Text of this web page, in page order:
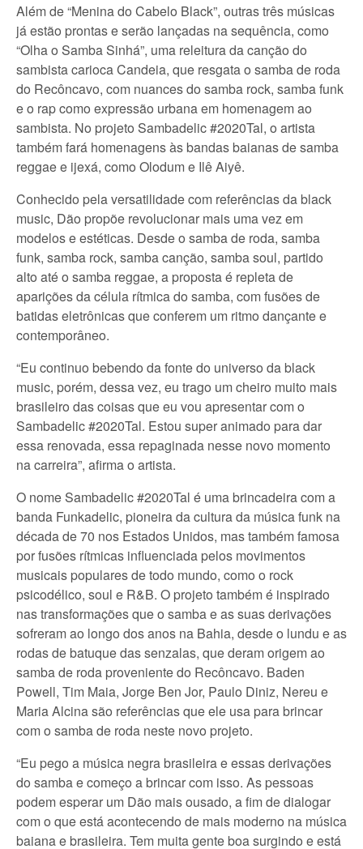
Além de “Menina do Cabelo Black”, outras três músicas
já estão prontas e serão lançadas na sequência, como
“Olha o Samba Sinhá”, uma releitura da canção do
sambista carioca Candeia, que resgata o samba de roda
do Recôncavo, com nuances do samba rock, samba funk
e o rap como expressão urbana em homenagem ao
sambista. No projeto Sambadelic #2020Tal, o artista
também fará homenagens às bandas baianas de samba
reggae e ijexá, como Olodum e Ilê Aiyê.
Conhecido pela versatilidade com referências da black
music, Dão propõe revolucionar mais uma vez em
modelos e estéticas. Desde o samba de roda, samba
funk, samba rock, samba canção, samba soul, partido
alto até o samba reggae, a proposta é repleta de
aparições da célula rítmica do samba, com fusões de
batidas eletrônicas que conferem um ritmo dançante e
contemporâneo.
“Eu continuo bebendo da fonte do universo da black
music, porém, dessa vez, eu trago um cheiro muito mais
brasileiro das coisas que eu vou apresentar com o
Sambadelic #2020Tal. Estou super animado para dar
essa renovada, essa repaginada nesse novo momento
na carreira”, afirma o artista.
O nome Sambadelic #2020Tal é uma brincadeira com a
banda Funkadelic, pioneira da cultura da música funk na
década de 70 nos Estados Unidos, mas também famosa
por fusões rítmicas influenciada pelos movimentos
musicais populares de todo mundo, como o rock
psicodélico, soul e R&B. O projeto também é inspirado
nas transformações que o samba e as suas derivações
sofreram ao longo dos anos na Bahia, desde o lundu e as
rodas de batuque das senzalas, que deram origem ao
samba de roda proveniente do Recôncavo. Baden
Powell, Tim Maia, Jorge Ben Jor, Paulo Diniz, Nereu e
Maria Alcina são referências que ele usa para brincar
com o samba de roda neste novo projeto.
“Eu pego a música negra brasileira e essas derivações
do samba e começo a brincar com isso. As pessoas
podem esperar um Dão mais ousado, a fim de dialogar
com o que está acontecendo de mais moderno na música
baiana e brasileira. Tem muita gente boa surgindo e está